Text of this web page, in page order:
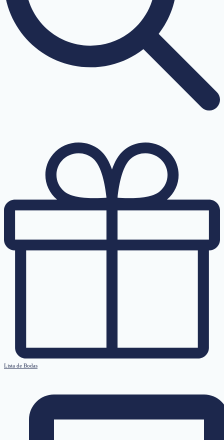
Lista de Bodas